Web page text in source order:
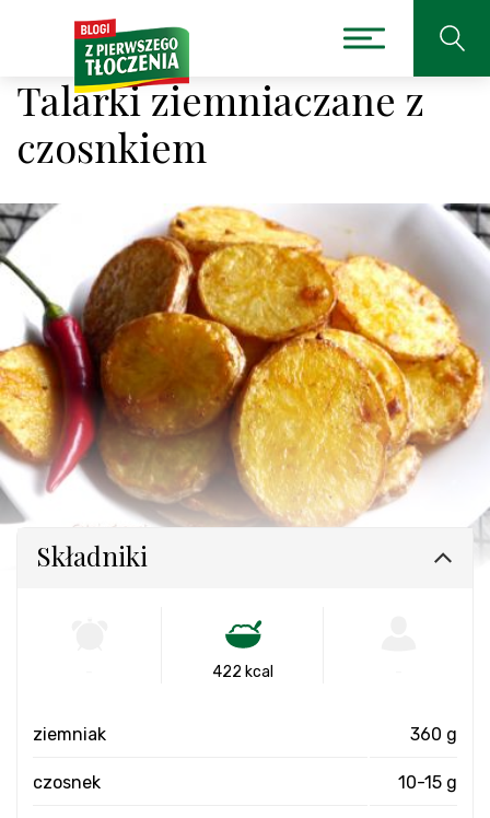
Talarki ziemniaczane z
czosnkiem
Składniki
422 kcal
ziemniak 360 g
czosnek 10-15 g